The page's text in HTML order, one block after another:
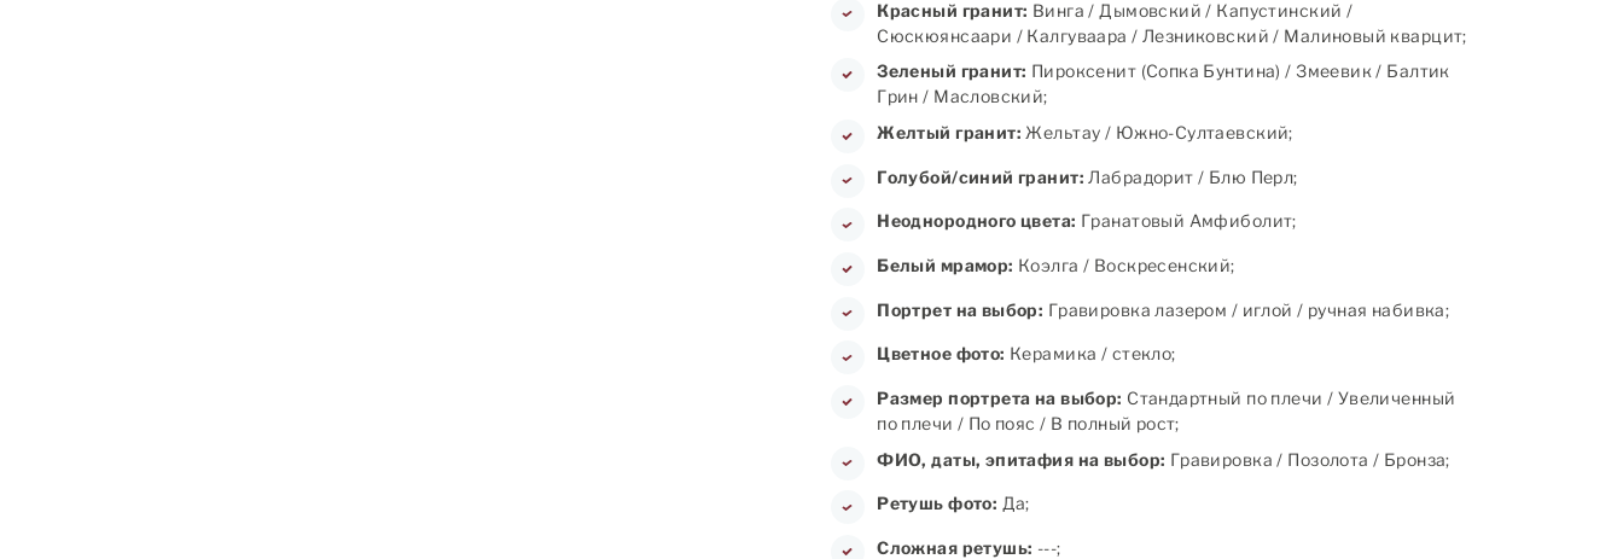
Красный гранит: Винга / Дымовский / Капустинский /
Сюскюянсаари / Калгуваара / Лезниковский / Малиновый кварцит;
Зеленый гранит: Пироксенит (Сопка Бунтина) / Змеевик / Балтик
Грин / Масловский;
Желтый гранит: Жельтау / Южно-Султаевский;
Голубой/синий гранит: Лабрадорит / Блю Перл;
Неоднородного цвета: Гранатовый Амфиболит;
Белый мрамор: Коэлга / Воскресенский;
Портрет на выбор: Гравировка лазером / иглой / ручная набивка;
Цветное фото: Керамика / стекло;
Размер портрета на выбор: Стандартный по плечи / Увеличенный
по плечи / По пояс / В полный рост;
ФИО, даты, эпитафия на выбор: Гравировка / Позолота / Бронза;
Ретушь фото: Да;
Сложная ретушь: ---;